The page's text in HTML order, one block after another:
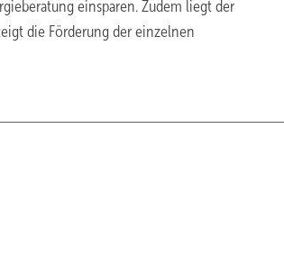
einsparen. Zudem liegt der
die Förderung der einzelnen